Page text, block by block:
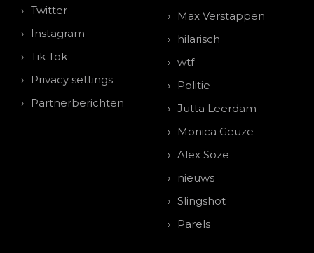
Twitter
Instagram
Tik Tok
Privacy settings
Partnerberichten
Max Verstappen
hilarisch
wtf
Politie
Jutta Leerdam
Monica Geuze
Alex Soze
nieuws
Slingshot
Parels